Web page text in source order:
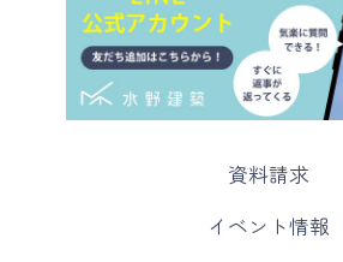
資料請求
イベント情報